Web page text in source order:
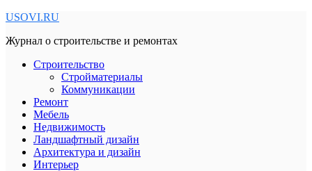
USOVI.RU
Журнал о строительстве и ремонтах
Строительство
Стройматериалы
Коммуникации
Ремонт
Мебель
Недвижимость
Ландшафтный дизайн
Архитектура и дизайн
Интерьер